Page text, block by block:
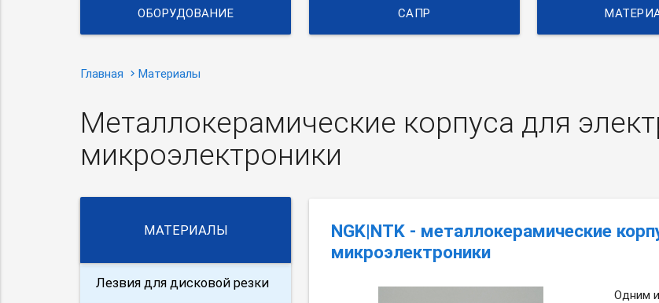
ОБОРУДОВАНИЕ САПР
Главная Материалы
Металлокерамические корпуса для
микроэлектроники
NGK|NTK - металлокерамические
микроэлектроники
Одним
МАТЕРИАЛЫ
Лезвия для дисковой резки